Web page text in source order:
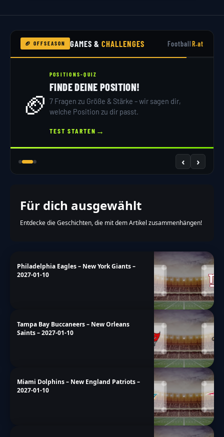
🏈 OFFSEASON GAMES &CHALLENGES FootballR.at
⚡
NFL TRIVIA
4TH & GOAL BLITZQUIZ
10 Fragen, 15 Sekunden – schaffst du den
Touchdown?
QUIZ STARTEN→
‹ ›
Für dich ausgewählt
Entdecke die Geschichten, die mit dem Artikel zusammenhängen!
Philadelphia Eagles – New York Giants –
2027-01-10
Tampa Bay Buccaneers – New Orleans
Saints – 2027-01-10
Miami Dolphins – New England Patriots –
2027-01-10